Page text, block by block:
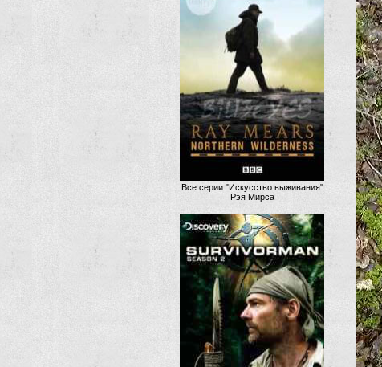
Все серии "Искусство выживания"
Рэя Мирса